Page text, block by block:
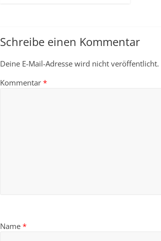
Schreibe einen Kommentar
Deine E-Mail-Adresse wird nicht veröffentlicht.
Kommentar *
Name *